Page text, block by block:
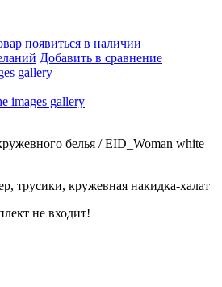
появиться в наличии
Добавить в сравнение
gallery
images gallery
белья / EID_Woman white
трусики, кружевная накидка-халат
не входит!